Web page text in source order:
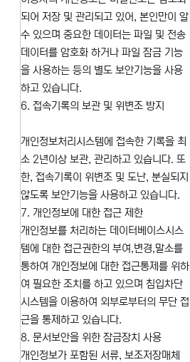
되어 저장 및 관리되고 있어, 본인만이 알
수 있으며 중요한 데이터는 파일 및 전송
데이터를 암호화 하거나 파일 잠금 기능
을 사용하는 등의 별도 보안기능을 사용
하고 있습니다.
6. 접속기록의 보관 및 위변조 방지
개인정보처리시스템에 접속한 기록을 최
소 2년이상 보관, 관리하고 있습니다. 또
한, 접속기록이 위변조 및 도난, 분실되지
않도록 보안기능을 사용하고 있습니다.
7. 개인정보에 대한 접근 제한
개인정보를 처리하는 데이터베이스시스
템에 대한 접근권한의 부여,변경,말소를
통하여 개인정보에 대한 접근통제를 위하
여 필요한 조치를 하고 있으며 침입차단
시스템을 이용하여 외부로부터의 무단 접
근을 통제하고 있습니다.
8. 문서보안을 위한 잠금장치 사용
개인정보가 포함된 서류, 보조저장매체